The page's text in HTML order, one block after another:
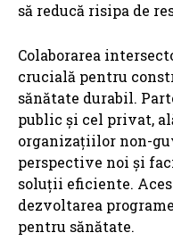
să reducă risipa de
Colaborarea
crucială pentru
sănătate durabil.
public și cel privat,
organizațiilor non-
perspective noi și
soluții eficiente.
dezvoltarea
pentru sănătate.